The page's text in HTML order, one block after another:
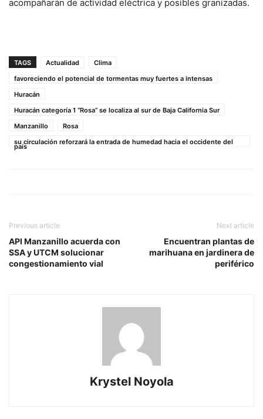
acompañarán de actividad eléctrica y posibles granizadas.
TAGS Actualidad
Clima
favoreciendo el potencial de tormentas muy fuertes a intensas
Huracán
Huracán categoría 1 “Rosa” se localiza al sur de Baja California Sur
Manzanillo
Rosa
su circulación reforzará la entrada de humedad hacia el occidente del
país
Previous article
API Manzanillo acuerda con
SSA y UTCM solucionar
congestionamiento vial
Next article
Encuentran plantas de
marihuana en jardinera de
periférico
Krystel Noyola